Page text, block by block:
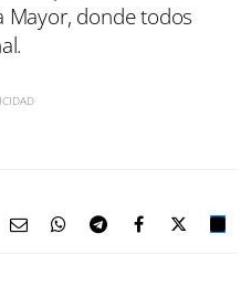
Mayor, donde todos